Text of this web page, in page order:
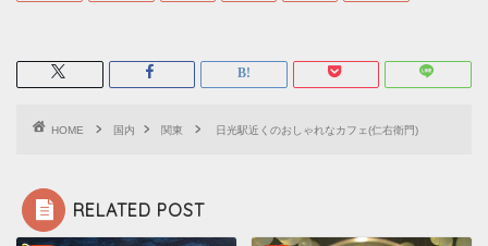
HOME 国内 関東 日光駅近くのおしゃれなカフェ(仁右衛門)
RELATED POST